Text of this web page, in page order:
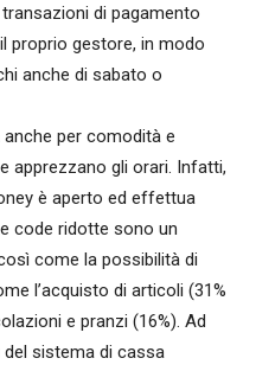
di pagamento
proprio gestore, in modo
anche di sabato o
per comodità e
apprezzano gli orari. Infatti,
è aperto ed effettua
code ridotte sono un
come la possibilità di
l’acquisto di articoli (31%
e pranzi (16%). Ad
sistema di cassa